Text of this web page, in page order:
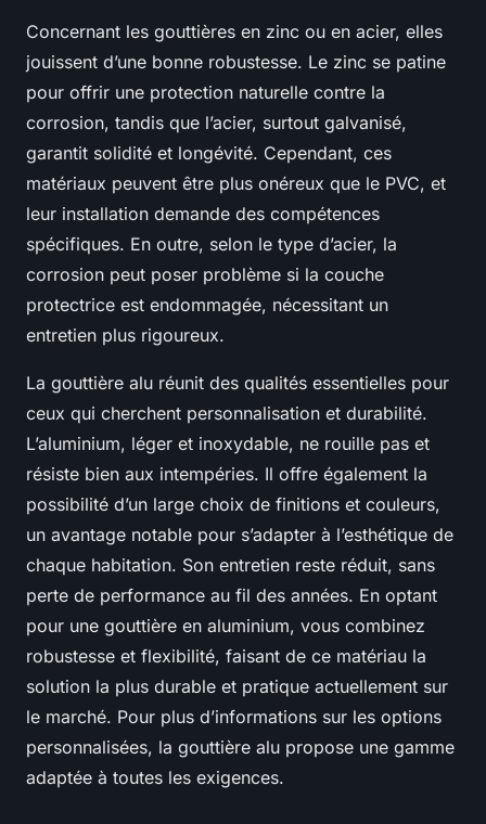
Concernant les gouttières en zinc ou en acier, elles
jouissent d’une bonne robustesse. Le zinc se patine
pour offrir une protection naturelle contre la
corrosion, tandis que l’acier, surtout galvanisé,
garantit solidité et longévité. Cependant, ces
matériaux peuvent être plus onéreux que le PVC, et
leur installation demande des compétences
spécifiques. En outre, selon le type d’acier, la
corrosion peut poser problème si la couche
protectrice est endommagée, nécessitant un
entretien plus rigoureux.
La gouttière alu réunit des qualités essentielles pour
ceux qui cherchent personnalisation et durabilité.
L’aluminium, léger et inoxydable, ne rouille pas et
résiste bien aux intempéries. Il offre également la
possibilité d’un large choix de finitions et couleurs,
un avantage notable pour s’adapter à l’esthétique de
chaque habitation. Son entretien reste réduit, sans
perte de performance au fil des années. En optant
pour une gouttière en aluminium, vous combinez
robustesse et flexibilité, faisant de ce matériau la
solution la plus durable et pratique actuellement sur
le marché. Pour plus d’informations sur les options
personnalisées, la gouttière alu propose une gamme
adaptée à toutes les exigences.